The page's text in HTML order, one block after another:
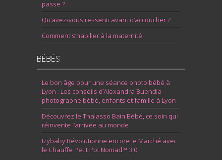
passe ?
Qu’avez-vous ressenti avant d’accoucher ?
Comment s’habiller à la maternité
BÉBÉS
Le bon âge pour une séance photo bébé à
Lyon : Les conseils d’Alexandra Buendia
photographe bébé, enfants et famille à Lyon
Découvrez le Thalasso Bain Bébé, ce soin qui
réinvente l’arrivée au monde
Izybaby Révolutionne encore le Marché avec
le Chauffe Petit Pot Nomad™ 3.0